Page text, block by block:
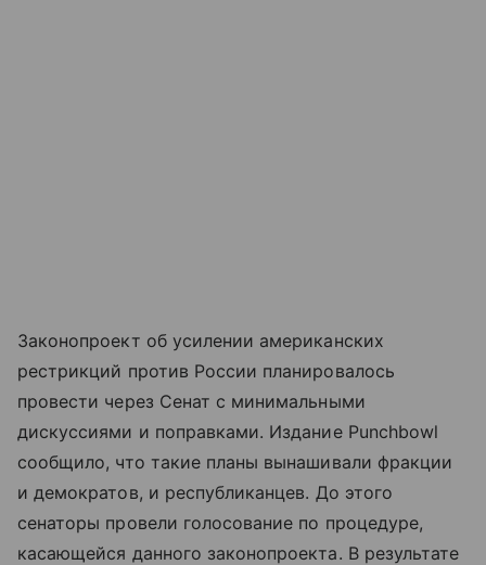
Законопроект об усилении американских
рестрикций против России планировалось
провести через Сенат с минимальными
дискуссиями и поправками. Издание Punchbowl
сообщило, что такие планы вынашивали фракции
и демократов, и республиканцев. До этого
сенаторы провели голосование по процедуре,
касающейся данного законопроекта. В результате